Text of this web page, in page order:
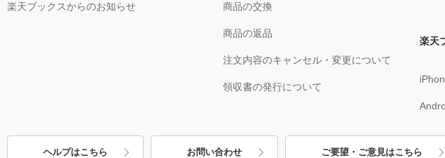
楽天ブックスからのお知らせ 商品の交換
商品の返品
注文内容のキャンセル・変更について
領収書の発行について
楽天
ヘルプはこちら お問い合わせ ご要望・ご意見はこちら